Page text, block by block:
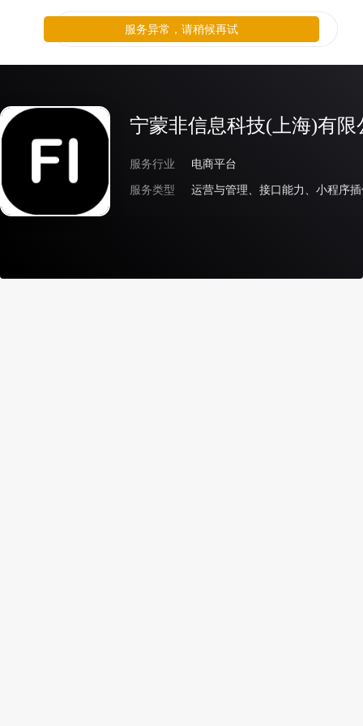
宁蒙非信息科技(上海)有限
服务行业
电商平台
服务类型
运营与管理、接口能力、小程序
服务异常，请稍候再试